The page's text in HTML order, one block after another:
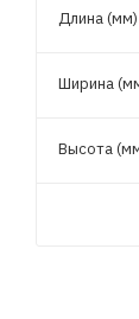
Длина (мм)
Ширина
Высота